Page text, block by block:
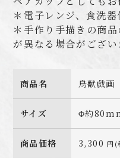
＊電子レンジ、食洗器
＊手作り手描きの商
が異なる場合がござい
商品名 鳥獣戯画
サイズ Φ約
商品価格 3,300 円(